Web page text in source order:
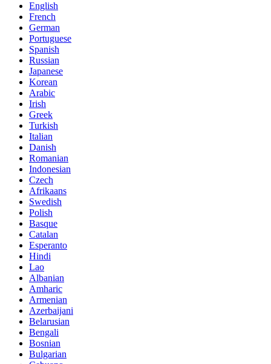
English
French
German
Portuguese
Spanish
Russian
Japanese
Korean
Arabic
Irish
Greek
Turkish
Italian
Danish
Romanian
Indonesian
Czech
Afrikaans
Swedish
Polish
Basque
Catalan
Esperanto
Hindi
Lao
Albanian
Amharic
Armenian
Azerbaijani
Belarusian
Bengali
Bosnian
Bulgarian